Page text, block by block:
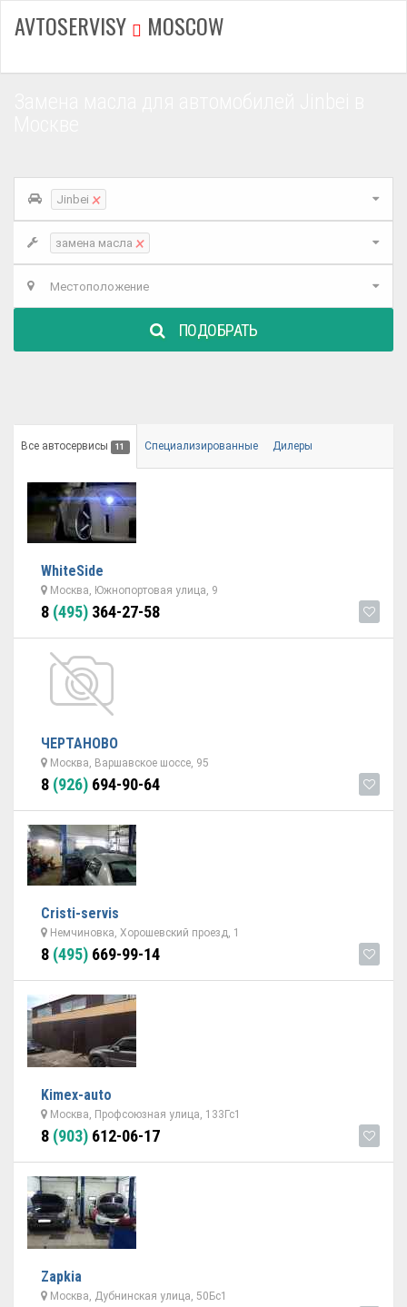
AVTOSERVISY MOSCOW
Jinbei ×
замена масла ×
Местоположение
ПОДОБРАТЬ
Все автосервисы 11 Специализированные Дилеры
WhiteSide
Москва, Южнопортовая улица, 9
8 (495) 364-27-58
ЧЕРТАНОВО
Москва, Варшавское шоссе, 95
8 (926) 694-90-64
Cristi-servis
Немчиновка, Хорошевский проезд, 1
8 (495) 669-99-14
Kimex-auto
Москва, Профсоюзная улица, 133Гс1
8 (903) 612-06-17
Zapkia
Москва, Дубнинская улица, 50Бс1